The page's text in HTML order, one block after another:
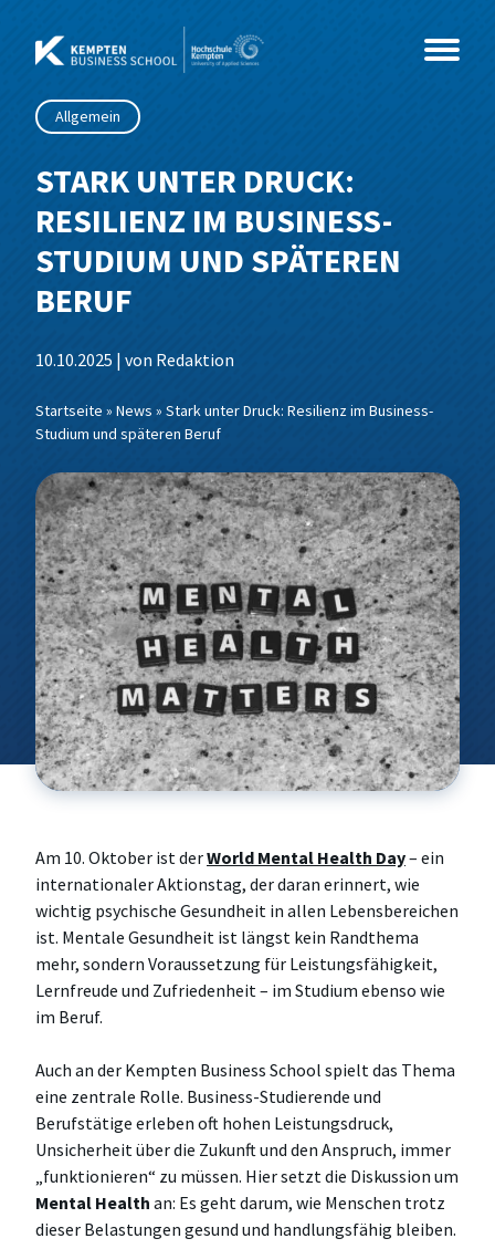
Inhalt
springen
Studium
Master
Beratung, Organisationsentwicklung &
Coaching
Wirtschaftspsychologie
MBA
MBA International Business Management
and Leadership
MBA Future Skills und Führung im Wandel
Weiterbildung
Weiterbildungs-Check
Kurse
Coaching & Psychologie
Business Coaching
Networking & Wirkung
Grundlagen der Wirtschaftspsychologie
Leadership, Change & Research
Gesundheit & Soziales
Sozialmanagement
IT & Technik
Technik für Betriebswirte
Wirtschaft & Management
Women in Leadership
Foundations for Business Success
Strategic Business & Innovation
Future Leadership & Organizational
Excellence
Arbeitswelt, Markt & Kultur
Events
Info-Sessions
Alumni im Dialog
Sales Innovation Forum – 2026
CEO- & C-Level Voices
Wissenschaft to Go
Über Uns
News
Team
Anfahrt
Speakers Corner
Allgemein
STARK UNTER DRUCK:
RESILIENZ IM BUSINESS-
STUDIUM UND SPÄTEREN
BERUF
10.10.2025 | von Redaktion
Startseite » News » Stark unter Druck: Resilienz im Business-
Studium und späteren Beruf
Am 10. Oktober ist derWorld Mental Health Day– ein
internationaler Aktionstag, der daran erinnert, wie
wichtig psychische Gesundheit in allen Lebensbereichen
ist. Mentale Gesundheit ist längst kein Randthema
mehr, sondern Voraussetzung für Leistungsfähigkeit,
Lernfreude und Zufriedenheit – im Studium ebenso wie
im Beruf.
Auch an der Kempten Business School spielt das Thema
eine zentrale Rolle. Business-Studierende und
Berufstätige erleben oft hohen Leistungsdruck,
Unsicherheit über die Zukunft und den Anspruch, immer
„funktionieren“ zu müssen. Hier setzt die Diskussion um
Mental Health an: Es geht darum, wie Menschen trotz
dieser Belastungen gesund und handlungsfähig bleiben.